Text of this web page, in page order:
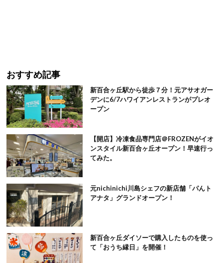
おすすめ記事
新百合ヶ丘駅から徒歩７分！元アサオガー
デンに6/7ハワイアンレストランがプレオ
ープン
【開店】冷凍食品専門店＠FROZENがイオ
ンスタイル新百合ヶ丘オープン！早速行っ
てみた。
元nichinichi川島シェフの新店舗「パんト
アナタ」グランドオープン！
新百合ヶ丘ダイソーで購入したものを使っ
て「おうち縁日」を開催！